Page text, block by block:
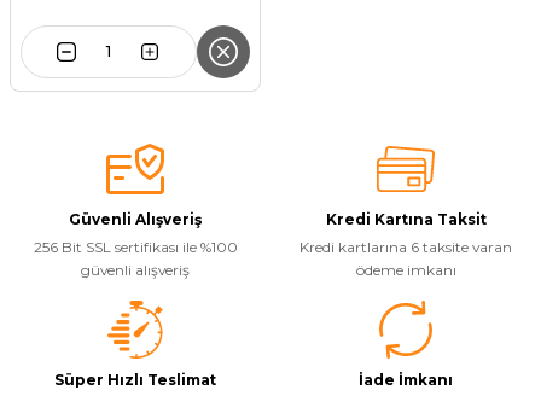
Güvenli Alışveriş
256 Bit SSL sertifikası ile %100
güvenli alışveriş
Kredi Kartına Taksit
Kredi kartlarına 6 taksite varan
ödeme imkanı
Süper Hızlı Teslimat
İade İmkanı